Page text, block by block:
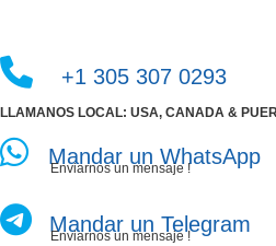
+1 305 307 0293
LLAMANOS LOCAL: USA, CANADA &
Mandar un WhatsApp
Enviarnos un mensaje !
Mandar un Telegram
Enviarnos un mensaje !